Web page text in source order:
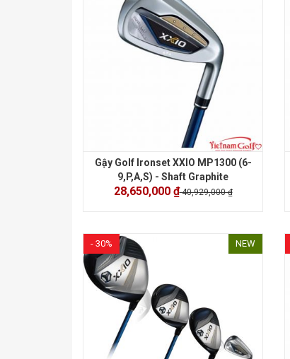
Gậy Golf Ironset XXIO MP1300 (6-
9,P,A,S) - Shaft Graphite
28,650,000 ₫40,929,000 ₫
- 30% NEW